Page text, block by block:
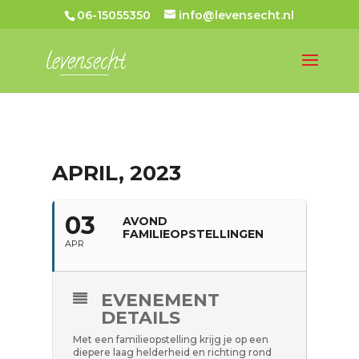
06-15055350 info@levensecht.nl
APRIL, 2023
03
APR
AVOND
FAMILIEOPSTELLINGEN
EVENEMENT
DETAILS
Met een familieopstelling krijg je op een
diepere laag helderheid en richting rond